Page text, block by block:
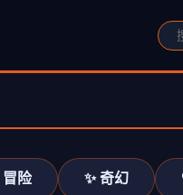
险 ✨ 奇幻